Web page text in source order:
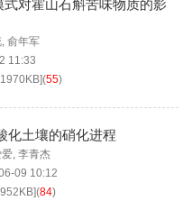
对霍山石斛苦味物质的影
, 俞年军
11:33
1970KB](55)
化土壤的硝化进程
, 李青杰
09 10:12
952KB](84)